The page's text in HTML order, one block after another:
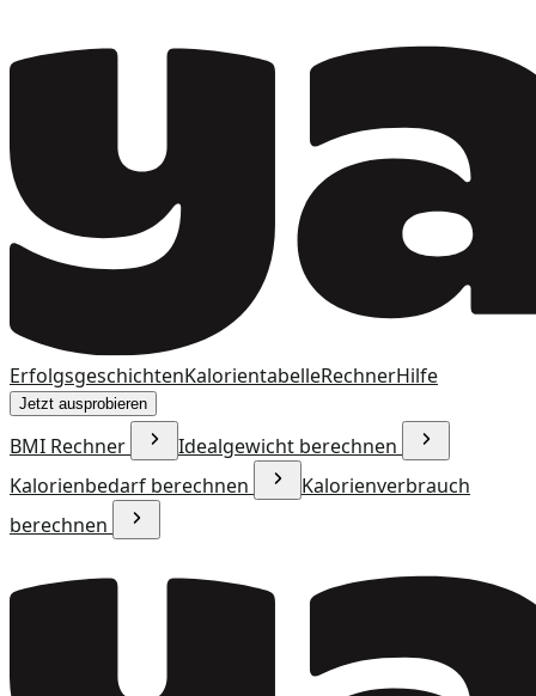
ErfolgsgeschichtenKalorientabelleRechnerHilfe
Jetzt ausprobieren
BMI Rechner
Idealgewicht berechnen
Kalorienbedarf berechnen
Kalorienverbrauch
berechnen